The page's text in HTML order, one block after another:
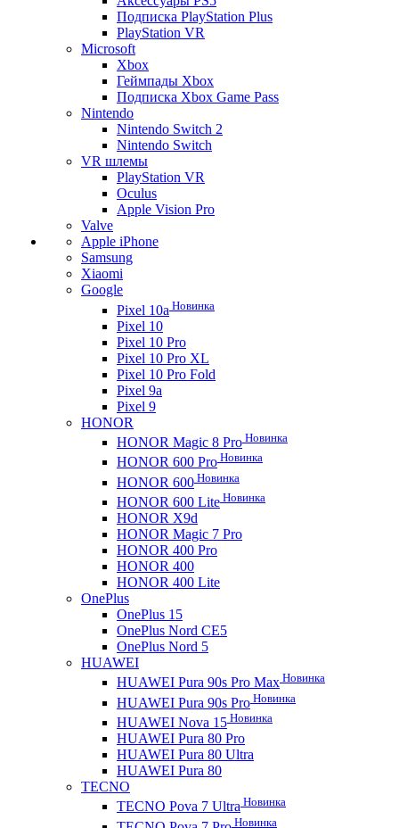
Подписка PlayStation Plus
PlayStation VR
Microsoft
Xbox
Геймпады Xbox
Подписка Xbox Game Pass
Nintendo
Nintendo Switch 2
Nintendo Switch
VR шлемы
PlayStation VR
Oculus
Apple Vision Pro
Valve
Apple iPhone
Samsung
Xiaomi
Google
Pixel 10a Новинка
Pixel 10
Pixel 10 Pro
Pixel 10 Pro XL
Pixel 10 Pro Fold
Pixel 9a
Pixel 9
HONOR
HONOR Magic 8 Pro Новинка
HONOR 600 Pro Новинка
HONOR 600 Новинка
HONOR 600 Lite Новинка
HONOR X9d
HONOR Magic 7 Pro
HONOR 400 Pro
HONOR 400
HONOR 400 Lite
OnePlus
OnePlus 15
OnePlus Nord CE5
OnePlus Nord 5
HUAWEI
HUAWEI Pura 90s Pro Max Новинка
HUAWEI Pura 90s Pro Новинка
HUAWEI Nova 15 Новинка
HUAWEI Pura 80 Pro
HUAWEI Pura 80 Ultra
HUAWEI Pura 80
TECNO
TECNO Pova 7 Ultra Новинка
Новинка